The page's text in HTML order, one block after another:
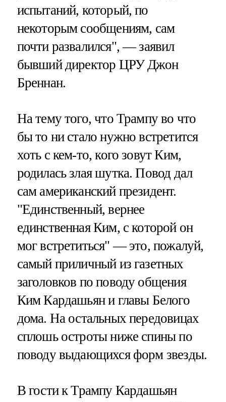
испытаний, который, по
некоторым сообщениям, сам
почти развалился", — заявил
бывший директор ЦРУ Джон
Бреннан.
На тему того, что Трампу во что
бы то ни стало нужно встретится
хоть с кем-то, кого зовут Ким,
родилась злая шутка. Повод дал
сам американский президент.
"Единственный, вернее
единственная Ким, с которой он
мог встретиться" — это, пожалуй,
самый приличный из газетных
заголовков по поводу общения
Ким Кардашьян и главы Белого
дома. На остальных передовицах
сплошь остроты ниже спины по
поводу выдающихся форм звезды.
В гости к Трампу Кардашьян